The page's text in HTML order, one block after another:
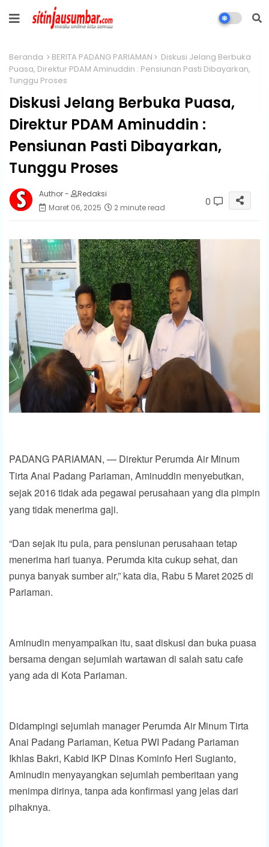
Beranda BERITA PADANG PARIAMAN
Diskusi Jelang Berbuka
Puasa, Direktur PDAM Aminuddin : Pensiunan Pasti Dibayarkan,
Tunggu Proses
Diskusi Jelang Berbuka Puasa,
Direktur PDAM Aminuddin :
Pensiunan Pasti Dibayarkan,
Tunggu Proses
Author -
Redaksi
Maret 06, 2025
2 minute read 0
PADANG PARIAMAN, — Direktur Perumda Air Minum
Tirta Anai Padang Pariaman, Aminuddin menyebutkan,
sejak 2016 tidak ada pegawai perusahaan yang dia pimpin
yang tidak menerima gaji.
“Dan sejak itu pula, para pensiunan perusahaan tetap
menerima hari tuanya. Perumda kita cukup sehat, dan
punya banyak sumber air,” kata dia, Rabu 5 Maret 2025 di
Pariaman.
Aminudin menyampaikan itu, saat diskusi dan buka puasa
bersama dengan sejumlah wartawan di salah satu cafe
yang ada di Kota Pariaman.
Didampingi sejumlah manager Perumda Air Minum Tirta
Anai Padang Pariaman, Ketua PWI Padang Pariaman
Ikhlas Bakri, Kabid IKP Dinas Kominfo Heri Sugianto,
Aminudin menyayangkan sejumlah pemberitaan yang
menimpa dirinya, tanpa ada konfirmasi yang jelas dari
pihaknya.